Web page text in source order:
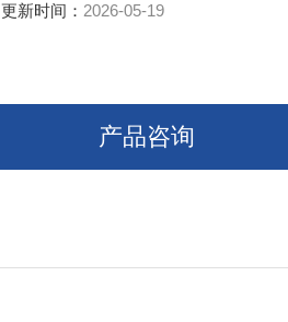
更新时间： 2026-05-19
产品咨询